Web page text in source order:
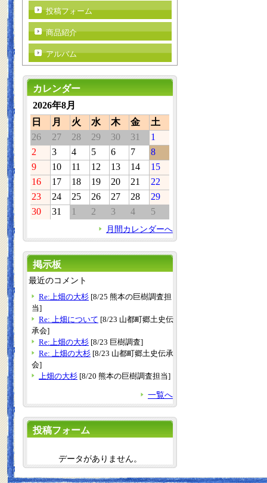
投稿フォーム
商品紹介
アルバム
カレンダー
2026年8月
日
月 火 水 木 金
土
26
27 28 29 30 31
1
2
3 4 5 6 7
8
9
10 11 12 13 14
15
16
17 18 19 20 21
22
23
24 25 26 27 28
29
30
31 1 2 3 4 5
月間カレンダーへ
掲示板
最近のコメント
Re:上畑の大杉 [8/25 熊本の巨樹調査担
当]
Re: 上畑について [8/23 山都町郷土史伝
承会]
Re:上畑の大杉 [8/23 巨樹調査]
Re: 上畑の大杉 [8/23 山都町郷土史伝承
会]
上畑の大杉 [8/20 熊本の巨樹調査担当]
一覧へ
投稿フォーム
データがありません。